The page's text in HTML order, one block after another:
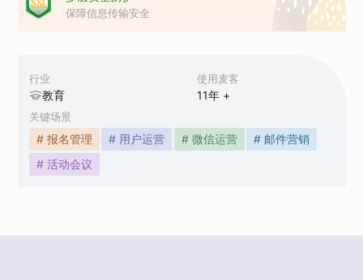
行业
教育
使用麦客
11年 +
关键场景
# 报名管理 # 用户运营 # 微信运营
# 邮件营销
# 活动会议
保障信息传输安全